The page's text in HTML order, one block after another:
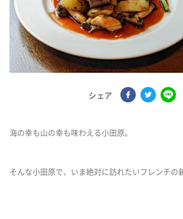
シェア
海の幸も山の幸も味わえる小田原。
そんな小田原で、いま絶対に訪れたいフレンチの